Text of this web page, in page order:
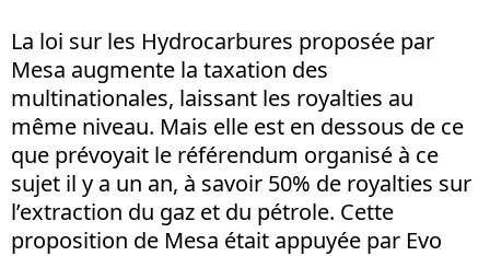
La loi sur les Hydrocarbures proposée par
Mesa augmente la taxation des
multinationales, laissant les royalties au
même niveau. Mais elle est en dessous de ce
que prévoyait le référendum organisé à ce
sujet il y a un an, à savoir 50% de royalties sur
l’extraction du gaz et du pétrole. Cette
proposition de Mesa était appuyée par Evo